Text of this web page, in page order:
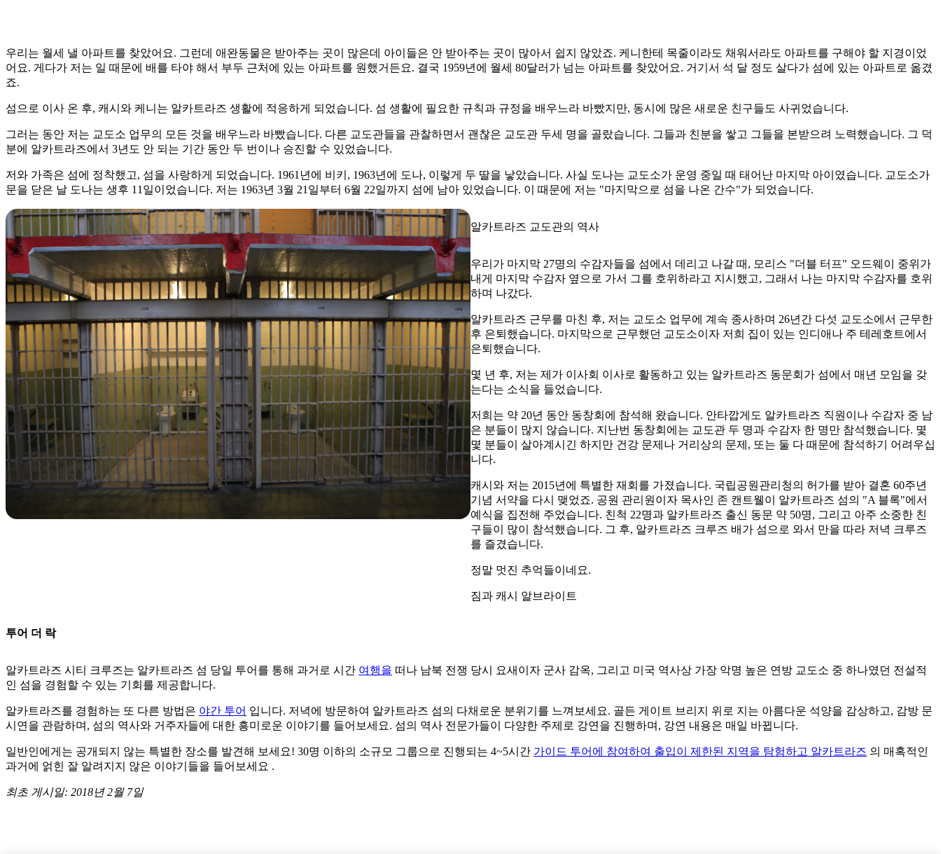
우리는 월세 낼 아파트를 찾았어요. 그런데 애완동물은 받아주는 곳이 많은데 아이들은 안 받아주는 곳이 많아서 쉽지 않았죠. 케니한테 목줄이라도 채워서라도 아파트를 구해야 할 지경이었
어요. 게다가 저는 일 때문에 배를 타야 해서 부두 근처에 있는 아파트를 원했거든요. 결국 1959년에 월세 80달러가 넘는 아파트를 찾았어요. 거기서 석 달 정도 살다가 섬에 있는 아파트로 옮겼
죠.
섬으로 이사 온 후, 캐시와 케니는 알카트라즈 생활에 적응하게 되었습니다. 섬 생활에 필요한 규칙과 규정을 배우느라 바빴지만, 동시에 많은 새로운 친구들도 사귀었습니다.
그러는 동안 저는 교도소 업무의 모든 것을 배우느라 바빴습니다. 다른 교도관들을 관찰하면서 괜찮은 교도관 두세 명을 골랐습니다. 그들과 친분을 쌓고 그들을 본받으려 노력했습니다. 그 덕
분에 알카트라즈에서 3년도 안 되는 기간 동안 두 번이나 승진할 수 있었습니다.
저와 가족은 섬에 정착했고, 섬을 사랑하게 되었습니다. 1961년에 비키, 1963년에 도나, 이렇게 두 딸을 낳았습니다. 사실 도나는 교도소가 운영 중일 때 태어난 마지막 아이였습니다. 교도소가
문을 닫은 날 도나는 생후 11일이었습니다. 저는 1963년 3월 21일부터 6월 22일까지 섬에 남아 있었습니다. 이 때문에 저는 "마지막으로 섬을 나온 간수"가 되었습니다.
알카트라즈 교도관의 역사
우리가 마지막 27명의 수감자들을 섬에서 데리고 나갈 때, 모리스 "더블 터프" 오드웨이 중위가
내게 마지막 수감자 옆으로 가서 그를 호위하라고 지시했고, 그래서 나는 마지막 수감자를 호위
하며 나갔다.
알카트라즈 근무를 마친 후, 저는 교도소 업무에 계속 종사하며 26년간 다섯 교도소에서 근무한
후 은퇴했습니다. 마지막으로 근무했던 교도소이자 저희 집이 있는 인디애나 주 테레호트에서
은퇴했습니다.
몇 년 후, 저는 제가 이사회 이사로 활동하고 있는 알카트라즈 동문회가 섬에서 매년 모임을 갖
는다는 소식을 들었습니다.
저희는 약 20년 동안 동창회에 참석해 왔습니다. 안타깝게도 알카트라즈 직원이나 수감자 중 남
은 분들이 많지 않습니다. 지난번 동창회에는 교도관 두 명과 수감자 한 명만 참석했습니다. 몇
몇 분들이 살아계시긴 하지만 건강 문제나 거리상의 문제, 또는 둘 다 때문에 참석하기 어려우십
니다.
캐시와 저는 2015년에 특별한 재회를 가졌습니다. 국립공원관리청의 허가를 받아 결혼 60주년
기념 서약을 다시 맺었죠. 공원 관리원이자 목사인 존 캔트웰이 알카트라즈 섬의 "A 블록"에서
예식을 집전해 주었습니다. 친척 22명과 알카트라즈 출신 동문 약 50명, 그리고 아주 소중한 친
구들이 많이 참석했습니다. 그 후, 알카트라즈 크루즈 배가 섬으로 와서 만을 따라 저녁 크루즈
를 즐겼습니다.
정말 멋진 추억들이네요.
짐과 캐시 알브라이트
투어 더 락
알카트라즈 시티 크루즈는 알카트라즈 섬 당일 투어를 통해 과거로 시간 여행을 떠나 남북 전쟁 당시 요새이자 군사 감옥, 그리고 미국 역사상 가장 악명 높은 연방 교도소 중 하나였던 전설적
인 섬을 경험할 수 있는 기회를 제공합니다.
알카트라즈를 경험하는 또 다른 방법은 야간 투어 입니다. 저녁에 방문하여 알카트라즈 섬의 다채로운 분위기를 느껴보세요. 골든 게이트 브리지 위로 지는 아름다운 석양을 감상하고, 감방 문
시연을 관람하며, 섬의 역사와 거주자들에 대한 흥미로운 이야기를 들어보세요. 섬의 역사 전문가들이 다양한 주제로 강연을 진행하며, 강연 내용은 매일 바뀝니다.
일반인에게는 공개되지 않는 특별한 장소를 발견해 보세요! 30명 이하의 소규모 그룹으로 진행되는 4~5시간 가이드 투어에 참여하여 출입이 제한된 지역을 탐험하고 알카트라즈 의 매혹적인
과거에 얽힌 잘 알려지지 않은 이야기들을 들어보세요 .
최초 게시일: 2018년 2월 7일